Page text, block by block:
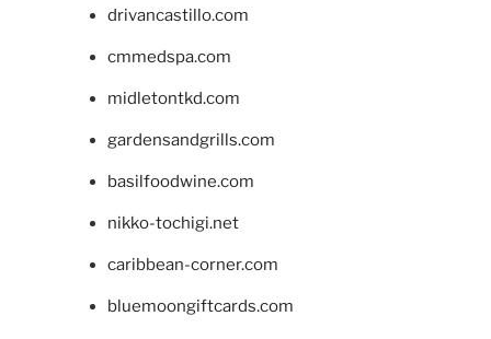
drivancastillo.com
cmmedspa.com
midletontkd.com
gardensandgrills.com
basilfoodwine.com
nikko-tochigi.net
caribbean-corner.com
bluemoongiftcards.com